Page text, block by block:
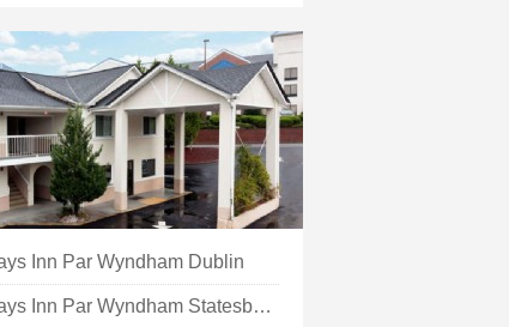
Inn Par Wyndham Dublin
Days Inn Par Wyndham Statesboro